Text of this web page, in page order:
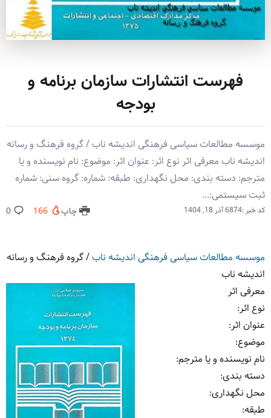
فهرست انتشارات سازمان برنامه و
بودجه
موسسه مطالعات سیاسی فرهنگی اندیشه ناب / گروه فرهنگ و رسانه
اندیشه ناب معرفی اثر نوع اثر: عنوان اثر: موضوع: نام نویسنده و یا
مترجم: دسته بندی: محل نگهداری: طبقه: شماره: گروه سنی: شماره
ثبت سیستمی:...
کد خبر :6874 آذر 18, 1404 چاپ 166
0
موسسه مطالعات سیاسی فرهنگی اندیشه ناب/گروه فرهنگ و رسانه
اندیشه ناب
معرفی اثر
نوع اثر:
عنوان اثر:
موضوع:
نام نویسنده و یا مترجم:
دسته بندی:
محل نگهداری:
طبقه: